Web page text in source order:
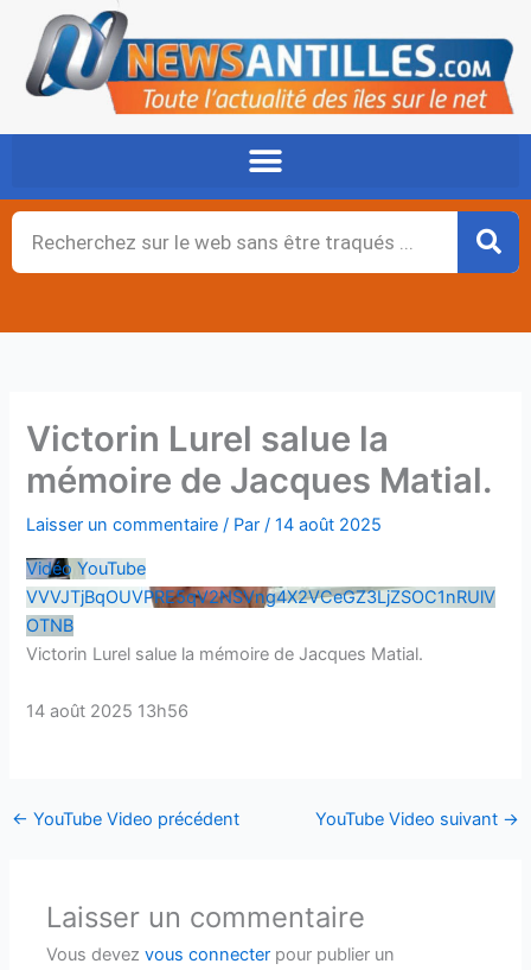
contenu
Rechercher
Victorin Lurel salue la
mémoire de Jacques Matial.
Laisser un commentaire / Par/14 août 2025
Vidéo YouTube
VVVJTjBqOUVPRE5qV2NSVng4X2VCeGZ3LjZSOC1nRUlV
OTNB
Victorin Lurel salue la mémoire de Jacques Matial.
14 août 2025 13h56
← YouTube Video précédent YouTube Video suivant →
Laisser un commentaire
Vous devezvous connecter pour publier un